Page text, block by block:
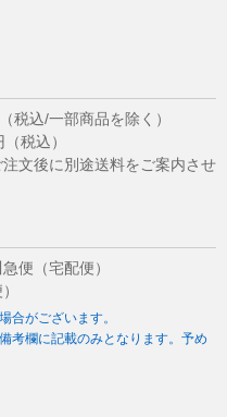
税込/一部商品を除く）
税込）
文後に別途送料をご案内させ
便（宅配便）
合がございます。
考欄に記載のみとなります。予め